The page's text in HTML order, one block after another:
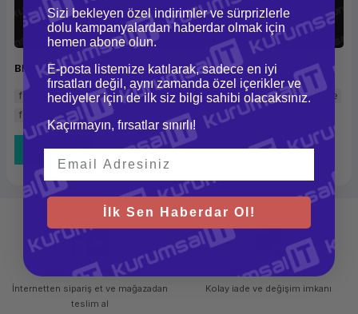
Blog Etiketleri :
fortigate nedir fortigate firewall nedir fortinet nedir
fortigate
fortigate ne işe yarar
Tüm Bloglar
Mağazadan Teslimat
İnternetten sipariş et ve mağazadan
teslim al
İade ve Değişim
Kolay iade ve değişim imkanı
Sizi bekleyen özel indirimler ve sürprizlerle
dolu kampanyalardan haberdar olmak için
hemen abone olun.
E-posta listemize katılarak, sadece en iyi
fırsatları değil, aynı zamanda özel içerikler ve
hediyeler için de ilk siz bilgi sahibi olacaksınız.
Kaçırmayın, fırsatlar sınırlı!
İlk Sen Haberdar Ol!